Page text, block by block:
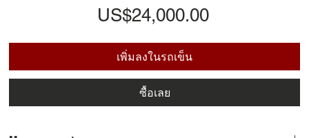
US$24,000.00ราคา
เพิ่มลงในรถเข็น
ซื้อเลย